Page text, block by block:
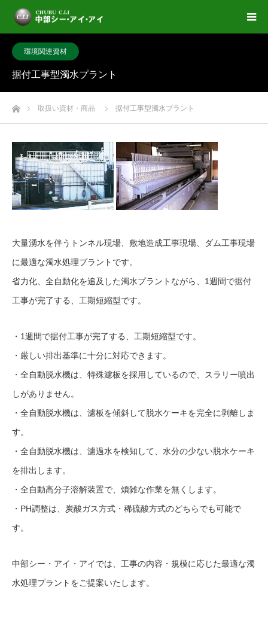
環境関連資材
据付工事型濁水プラント
ホーム取扱い資材・商品 据付工事型濁水プラント
大量湧水を伴うトンネル現場、敷地造成工事現場、ダム工事現場
に最適な濁水処理プラントです。
省力化、全自動化を追及した濁水プラントながら、1週間で据付
工事が完了する、工期短縮型です。
・1週間で据付工事が完了する、工期短縮型です。
・厳しい排出基準に十分に対応できます。
・全自動脱水機は、特殊濾板を採用しているので、スラリー噴出
しがありません。
・全自動脱水機は、濾板を傾斜して脱水ケーキを完全に剥離しま
す。
・全自動脱水機は、濾過水を検知して、水分の少ない脱水ケーキ
を排出します。
・全自動高分子溶解装置で、煩雑な作業を無くします。
・PH調整は、炭酸ガス方式・稀硫酸方式のどちらでも可能で
す。
中部シー・アイ・アイでは、工事の内容・規模に応じた最適な濁
水処理プラントをご提案いたします。